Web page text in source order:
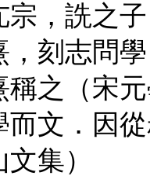
宗，詵之
，刻志問
稱之（宋
而文．因
文集）